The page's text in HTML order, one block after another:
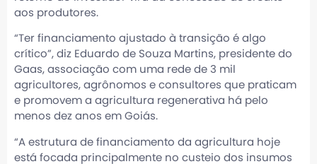
aos produtores.
“Ter financiamento ajustado à transição é algo
crítico”, diz Eduardo de Souza Martins, presidente do
Gaas, associação com uma rede de 3 mil
agricultores, agrônomos e consultores que praticam
e promovem a agricultura regenerativa há pelo
menos dez anos em Goiás.
“A estrutura de financiamento da agricultura hoje
está focada principalmente no custeio dos insumos